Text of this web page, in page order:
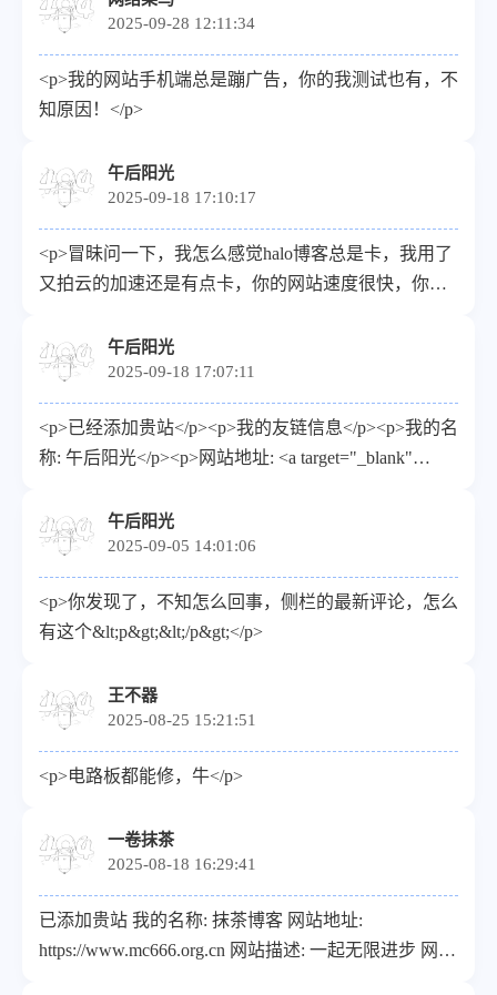
<br />头像 : <a target="_blank"
href="https://georgewu.top/static/imgs/
<br />RSS : <a target="_blank"
href="https://blog.georgewu.top/index.php/feed">https://
2025-09-28 12:11:34
<p>我的网站手机端总是蹦广告，你的我测试也有，不
知原因！</p>
午后阳光
2025-09-18 17:10:17
<p>冒昧问一下，我怎么感觉halo博客总是卡，我用了
又拍云的加速还是有点卡，你的网站速度很快，你是
午后阳光
2025-09-18 17:07:11
<p>已经添加贵站</p><p>我的友链信息</p><p>我的名
称: 午后阳光</p><p>网站地址: <a target="_blank"
</p><p>网站描述: 记录生活点滴！</p><p>网站头像:
<a target="_blank" href="https://www.cuixinjiang.cn/wp-
content/uploads/2024/12/cropped-
ico.png">https://www.cuixinjiang.cn/wp-
content/uploads/2024/12/cropped-ico.png</a></p><p>网
href="https://www.cuixinjiang.cn/rss.xml">https://
</p>
午后阳光
2025-09-05 14:01:06
<p>你发现了，不知怎么回事，侧栏的最新评论，怎么
有这个&lt;p&gt;&lt;/p&gt;</p>
王不器
2025-08-25 15:21:51
<p>电路板都能修，牛</p>
一卷抹茶
2025-08-18 16:29:41
已添加贵站 我的名称: 抹茶博客 网站地址:
https://www.mc666.org.cn 网站描述: 一起无限进步 网站